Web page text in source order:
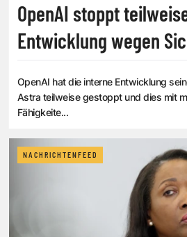
OpenAI stoppt
Entwicklung wegen
OpenAI hat die interne Entwicklung
Astra teilweise gestoppt und dies mit
Fähigkeite...
NACHRICHTENFEED